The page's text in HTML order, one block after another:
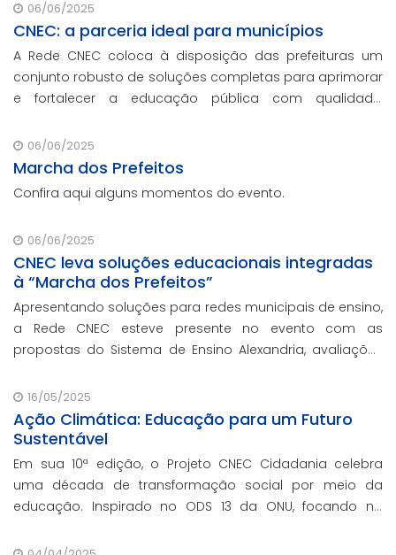
06/06/2025
CNEC: a parceria ideal para municípios
A Rede CNEC coloca à disposição das prefeituras um
conjunto robusto de soluções completas para aprimorar
e fortalecer a educação pública com qualidade,
que não participaram da Marcha dos Prefeitos
06/06/2025
Marcha dos Prefeitos
Confira aqui alguns momentos do evento.
06/06/2025
CNEC leva soluções educacionais integradas
à “Marcha dos Prefeitos”
Apresentando soluções para redes municipais de ensino,
a Rede CNEC esteve presente no evento com as
propostas do Sistema de Ensino Alexandria, avaliações
escolar e parcerias com prefeituras durante e
16/05/2025
Ação Climática: Educação para um Futuro
Sustentável
Em sua 10ª edição, o Projeto CNEC Cidadania celebra
uma década de transformação social por meio da
educação. Inspirado no ODS 13 da ONU, focando no
promoção da sustentabilidade.